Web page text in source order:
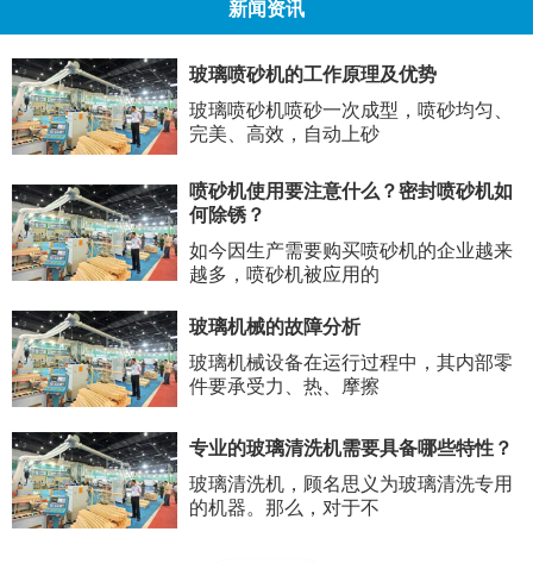
新闻资讯
玻璃喷砂机的工作原理及优势
玻璃喷砂机喷砂一次成型，喷砂均匀、
完美、高效，自动上砂
喷砂机使用要注意什么？密封喷砂机如
何除锈？
如今因生产需要购买喷砂机的企业越来
越多，喷砂机被应用的
玻璃机械的故障分析
玻璃机械设备在运行过程中，其内部零
件要承受力、热、摩擦
专业的玻璃清洗机需要具备哪些特性？
玻璃清洗机，顾名思义为玻璃清洗专用
的机器。那么，对于不